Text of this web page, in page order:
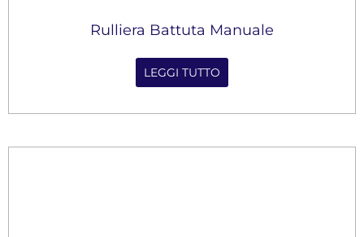
Rulliera Battuta Manuale
LEGGI TUTTO